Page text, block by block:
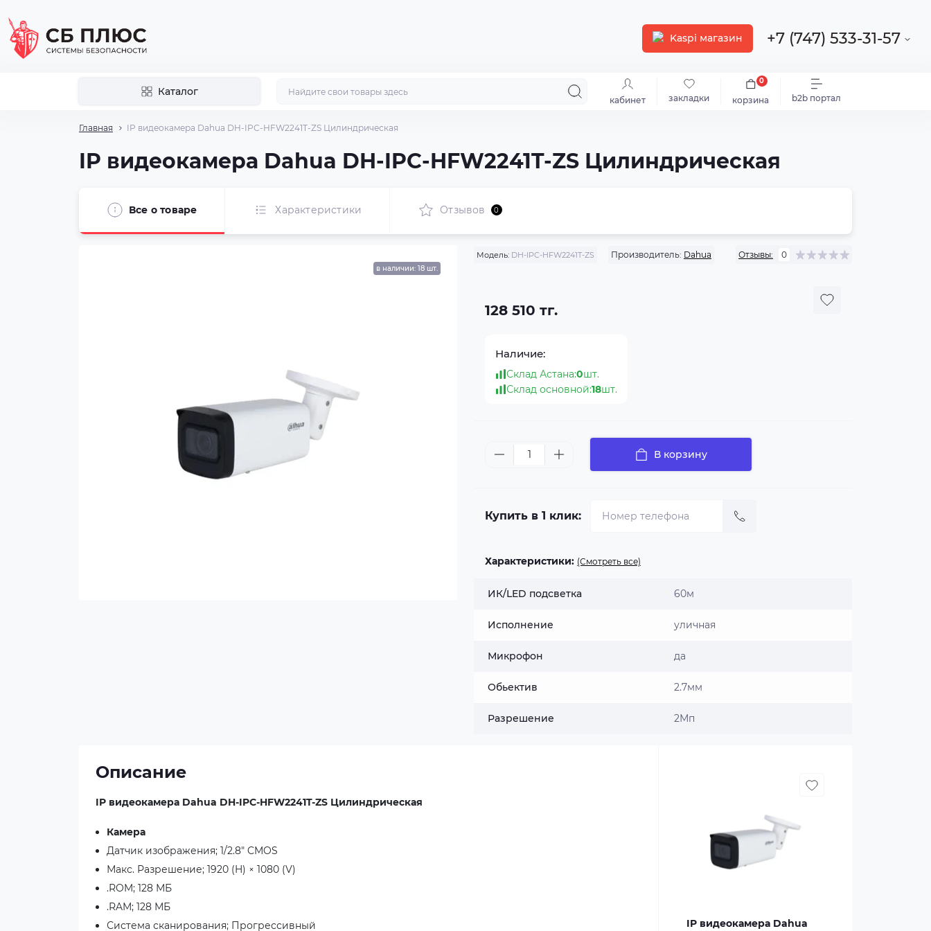
Kaspi магазин +7 (747) 533-31-57
Каталог
кабинет закладки корзина
0
b2b портал
Главная IP видеокамера Dahua DH-IPC-HFW2241T-ZS Цилиндрическая
IP видеокамера Dahua DH-IPC-HFW2241T-ZS Цилиндрическая
Все о товаре Характеристики Отзывов 0
в наличии: 18 шт.
Модель: DH-IPC-HFW2241T-ZS Производитель: Dahua Отзывы: 0
128 510 тг.
Наличие:
Склад Астана:0шт.
Склад основной:18шт.
В корзину
Купить в 1 клик:
Характеристики: (Смотреть все)
ИК/LED подсветка 60м
Исполнение уличная
Микрофон да
Обьектив 2.7мм
Разрешение 2Мп
Описание
IP видеокамера Dahua DH-IPC-HFW2241T-ZS Цилиндрическая
Камера
Датчик изображения; 1/2.8" CMOS
Макс. Разрешение; 1920 (H) × 1080 (V)
.ROM; 128 МБ
.RAM; 128 МБ
Система сканирования; Прогрессивный
IP видеокамера Dahua